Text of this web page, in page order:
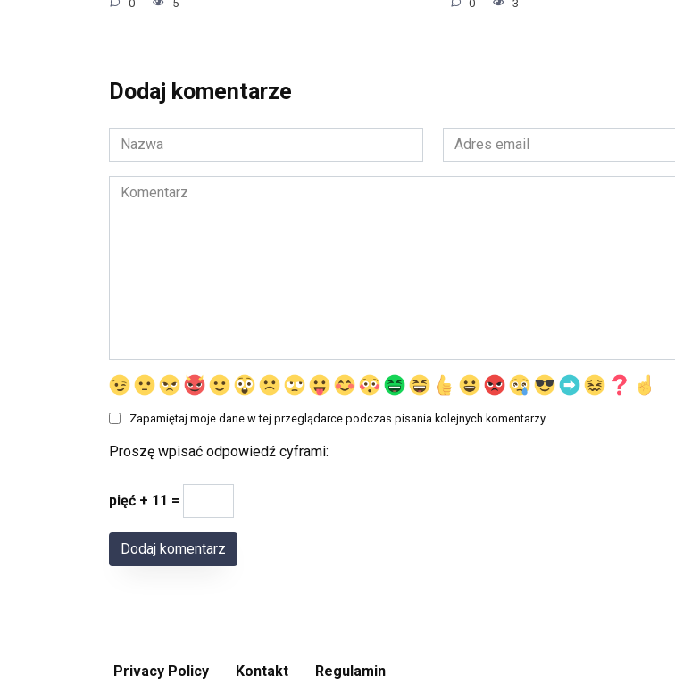
0 5 0 3
Dodaj komentarze
Nazwa
*
Adres
email
*
Komentarz
Zapamiętaj moje dane w tej przeglądarce podczas pisania kolejnych komentarzy.
Proszę wpisać odpowiedź cyframi:
pięć + 11 =
Privacy Policy Kontakt Regulamin